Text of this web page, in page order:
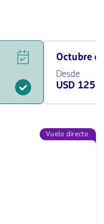
Viaja
en
octubre
de
2026
125.09
octubre
Desde
USD
Vuelo directo